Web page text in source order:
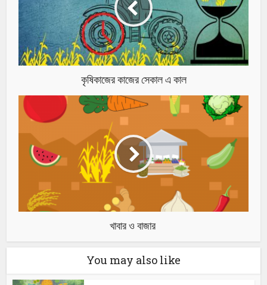
কৃষিকাজের কাজের সেকাল এ কাল
খাবার ও বাজার
You may also like